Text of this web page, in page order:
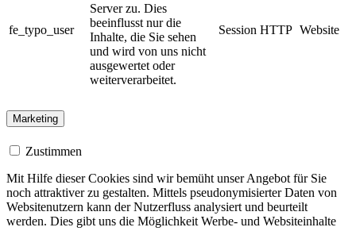
fe_typo_user
Server zu. Dies
beeinflusst nur die
Inhalte, die Sie sehen
und wird von uns nicht
ausgewertet oder
weiterverarbeitet.
Session HTTP Website
Marketing
Zustimmen
Mit Hilfe dieser Cookies sind wir bemüht unser Angebot für Sie
noch attraktiver zu gestalten. Mittels pseudonymisierter Daten von
Websitenutzern kann der Nutzerfluss analysiert und beurteilt
werden. Dies gibt uns die Möglichkeit Werbe- und Websiteinhalte